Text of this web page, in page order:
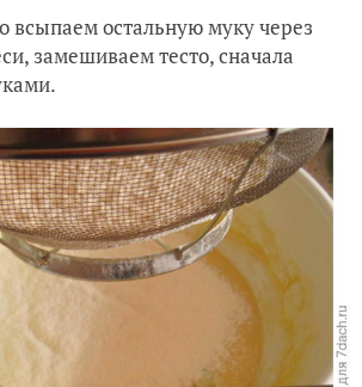
всыпаем остальную муку через
замешиваем тесто, сначала